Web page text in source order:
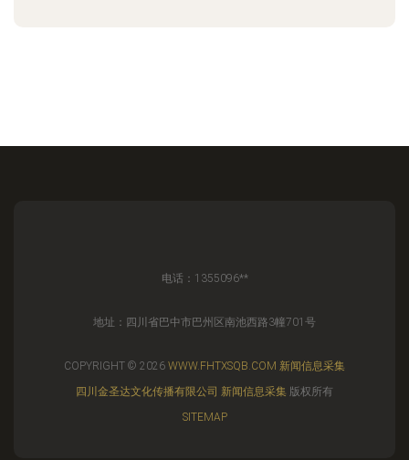
电话：1355096**
地址：四川省巴中市巴州区南池西路3幢701号
COPYRIGHT © 2026 WWW.FHTXSQB.COM 新闻信息采集
四川金圣达文化传播有限公司 新闻信息采集 版权所有
SITEMAP